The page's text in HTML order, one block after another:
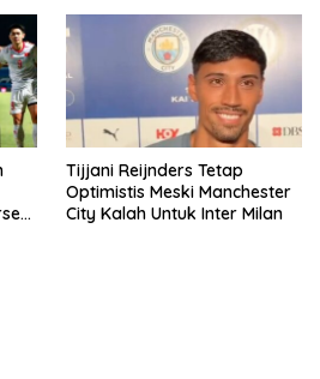
Tijjani Reijnders Tetap
Optimistis Meski Manchester
City Kalah Untuk Inter Milan